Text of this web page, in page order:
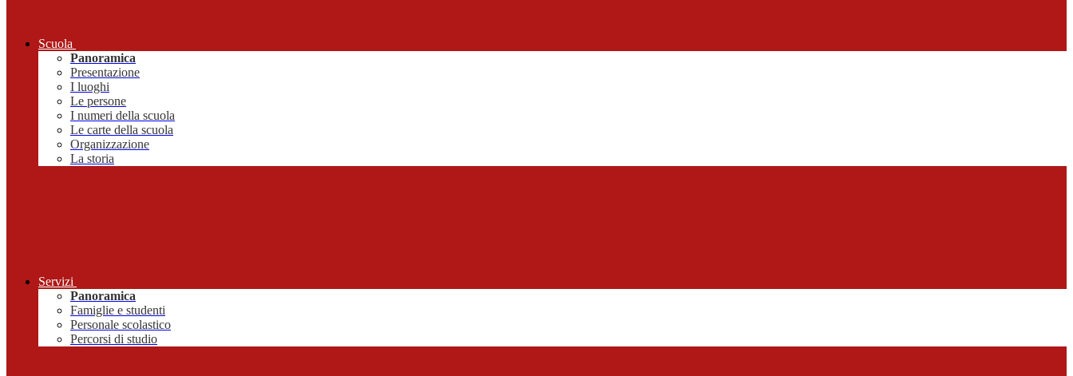
Scuola
Panoramica
Presentazione
I luoghi
Le persone
I numeri della scuola
Le carte della scuola
Organizzazione
La storia
Servizi
Panoramica
Famiglie e studenti
Personale scolastico
Percorsi di studio